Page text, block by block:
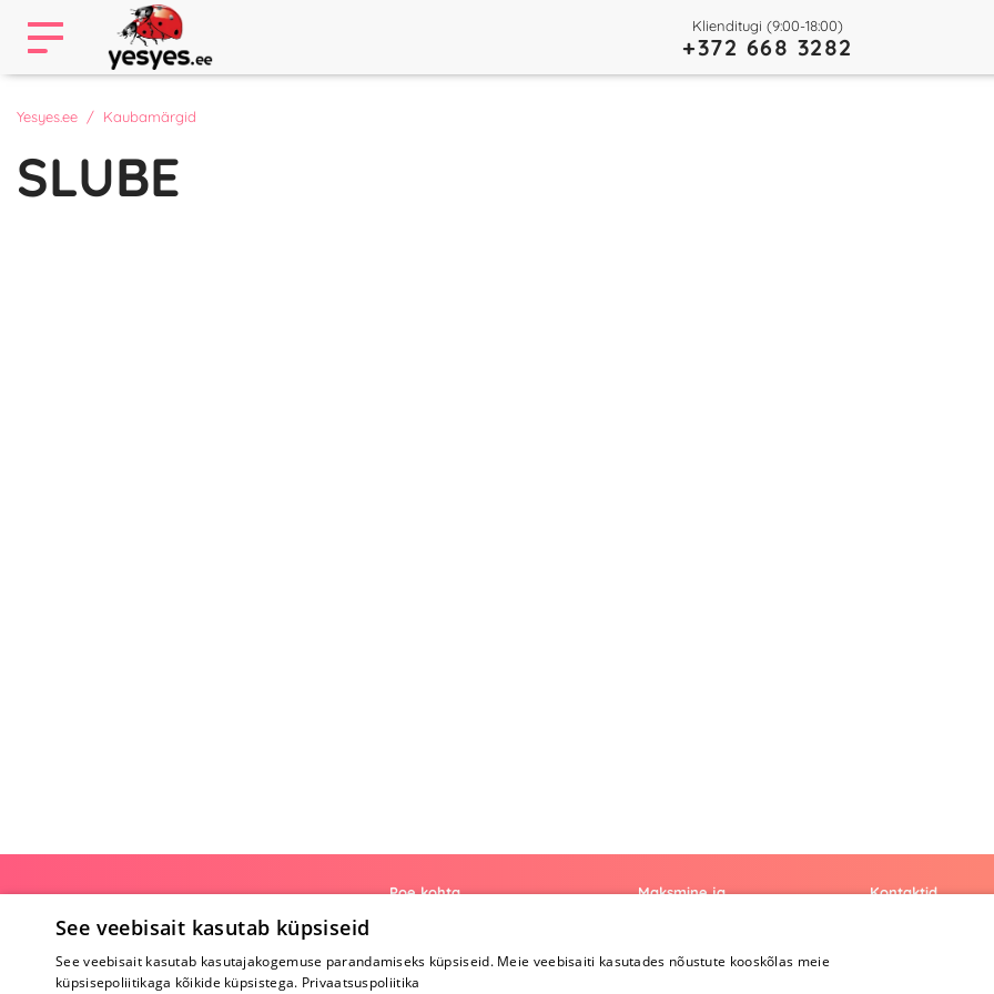
Klienditugi (9:00-18:00)
+372 668 3282
Yesyes.ee Kaubamärgid
SLUBE
Poe kohta
Koostöö
Tagasiside
Maksmine ja
Maksmine ja
Kontaktid
See veebisait kasutab küpsiseid
See veebisait kasutab kasutajakogemuse parandamiseks küpsiseid. Meie veebisaiti kasutades nõustute kooskõlas meie
küpsisepoliitikaga kõikide küpsistega. Privaatsuspoliitika